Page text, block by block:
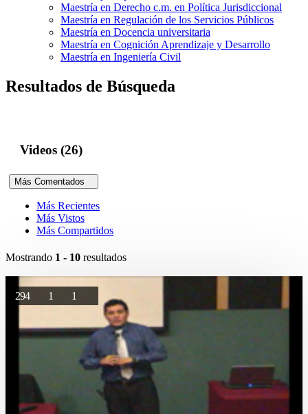
Maestría en Derecho c.m. en Política Jurisdiccional
Maestría en Regulación de los Servicios Públicos
Maestría en Docencia universitaria
Maestría en Cognición Aprendizaje y Desarrollo
Maestría en Ingeniería Civil
Resultados de Búsqueda
Videos (26)
Más Comentados
Más Recientes
Más Vistos
Más Compartidos
Mostrando 1 - 10 resultados
294 1 1